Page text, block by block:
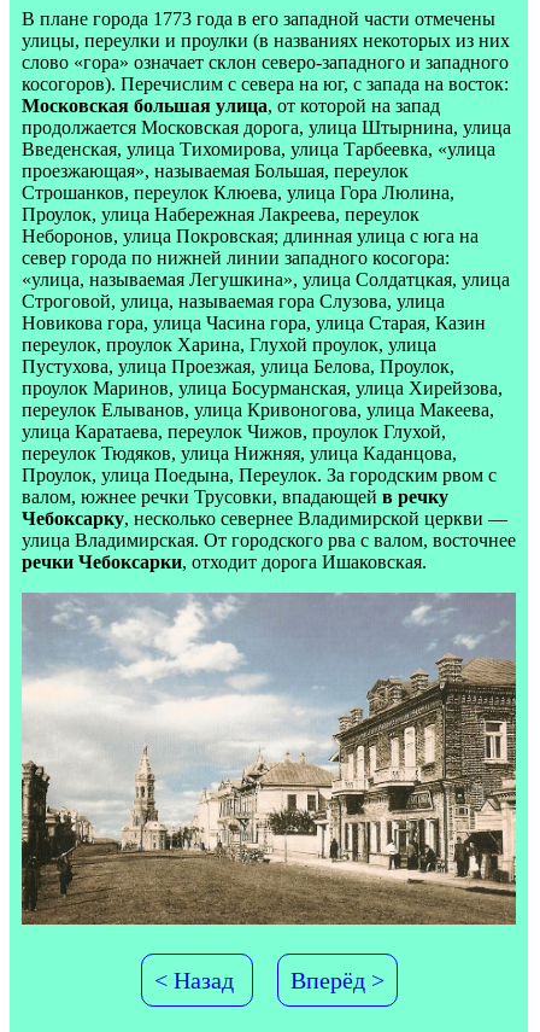
В плане города 1773 года в его западной части отмечены
улицы, переулки и проулки (в названиях некоторых из них
слово «гора» означает склон северо-западного и западного
косогоров). Перечислим с севера на юг, с запада на восток:
Московская большая улица, от которой на запад
продолжается Московская дорога, улица Штырнина, улица
Введенская, улица Тихомирова, улица Тарбеевка, «улица
проезжающая», называемая Большая, переулок
Строшанков, переулок Клюева, улица Гора Люлина,
Проулок, улица Набережная Лакреева, переулок
Неборонов, улица Покровская; длинная улица с юга на
север города по нижней линии западного косогора:
«улица, называемая Легушкина», улица Солдатцкая, улица
Строговой, улица, называемая гора Слузова, улица
Новикова гора, улица Часина гора, улица Старая, Казин
переулок, проулок Харина, Глухой проулок, улица
Пустухова, улица Проезжая, улица Белова, Проулок,
проулок Маринов, улица Босурманская, улица Хирейзова,
переулок Елыванов, улица Кривоногова, улица Макеева,
улица Каратаева, переулок Чижов, проулок Глухой,
переулок Тюдяков, улица Нижняя, улица Каданцова,
Проулок, улица Поедына, Переулок. За городским рвом с
валом, южнее речки Трусовки, впадающей в речку
Чебоксарку, несколько севернее Владимирской церкви —
улица Владимирская. От городского рва с валом, восточнее
речки Чебоксарки, отходит дорога Ишаковская.
< Назад Вперёд >